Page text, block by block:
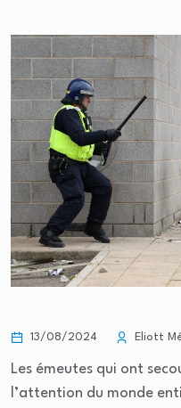
13/08/2024 Eliott
Les émeutes qui ont
l’attention du monde